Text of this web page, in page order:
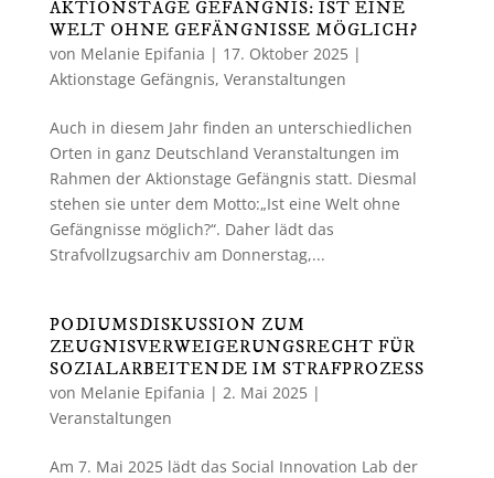
AKTIONSTAGE GEFÄNGNIS: IST EINE
WELT OHNE GEFÄNGNISSE MÖGLICH?
von Melanie Epifania | 17. Oktober 2025|
Aktionstage Gefängnis, Veranstaltungen
Auch in diesem Jahr finden an unterschiedlichen
Orten in ganz Deutschland Veranstaltungen im
Rahmen der Aktionstage Gefängnis statt. Diesmal
stehen sie unter dem Motto:„Ist eine Welt ohne
Gefängnisse möglich?“. Daher lädt das
Strafvollzugsarchiv am Donnerstag,...
PODIUMSDISKUSSION ZUM
ZEUGNISVERWEIGERUNGSRECHT FÜR
SOZIALARBEITENDE IM STRAFPROZESS
von Melanie Epifania | 2. Mai 2025|
Veranstaltungen
Am 7. Mai 2025 lädt das Social Innovation Lab der